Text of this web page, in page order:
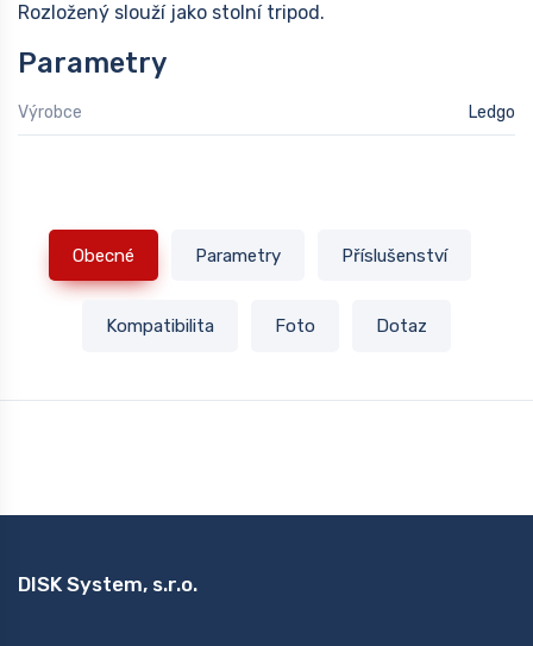
Rozložený slouží jako stolní tripod.
Parametry
Výrobce Ledgo
Obecné Parametry Příslušenství
Kompatibilita Foto Dotaz
DISK System, s.r.o.